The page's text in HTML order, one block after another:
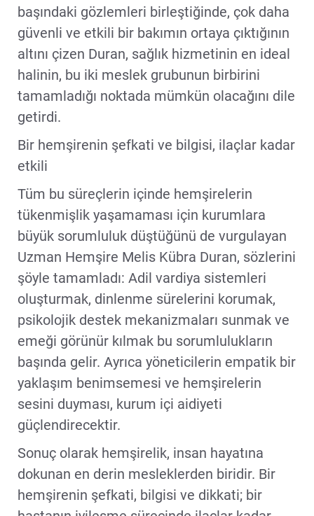
başındaki gözlemleri birleştiğinde, çok daha
güvenli ve etkili bir bakımın ortaya çıktığının
altını çizen Duran, sağlık hizmetinin en ideal
halinin, bu iki meslek grubunun birbirini
tamamladığı noktada mümkün olacağını dile
getirdi.
Bir hemşirenin şefkati ve bilgisi, ilaçlar kadar
etkili
Tüm bu süreçlerin içinde hemşirelerin
tükenmişlik yaşamaması için kurumlara
büyük sorumluluk düştüğünü de vurgulayan
Uzman Hemşire Melis Kübra Duran, sözlerini
şöyle tamamladı: Adil vardiya sistemleri
oluşturmak, dinlenme sürelerini korumak,
psikolojik destek mekanizmaları sunmak ve
emeği görünür kılmak bu sorumlulukların
başında gelir. Ayrıca yöneticilerin empatik bir
yaklaşım benimsemesi ve hemşirelerin
sesini duyması, kurum içi aidiyeti
güçlendirecektir.
Sonuç olarak hemşirelik, insan hayatına
dokunan en derin mesleklerden biridir. Bir
hemşirenin şefkati, bilgisi ve dikkati; bir